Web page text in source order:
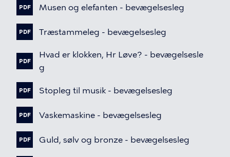
Fil
PDF Musen og elefanten - bevægelsesleg
Fil
PDF Træstammeleg - bevægelsesleg
Fil
PDF
Hvad er klokken, Hr Løve? - bevægelsesle
g
Fil
PDF Stopleg til musik - bevægelsesleg
Fil
PDF Vaskemaskine - bevægelsesleg
Fil
PDF Guld, sølv og bronze - bevægelsesleg